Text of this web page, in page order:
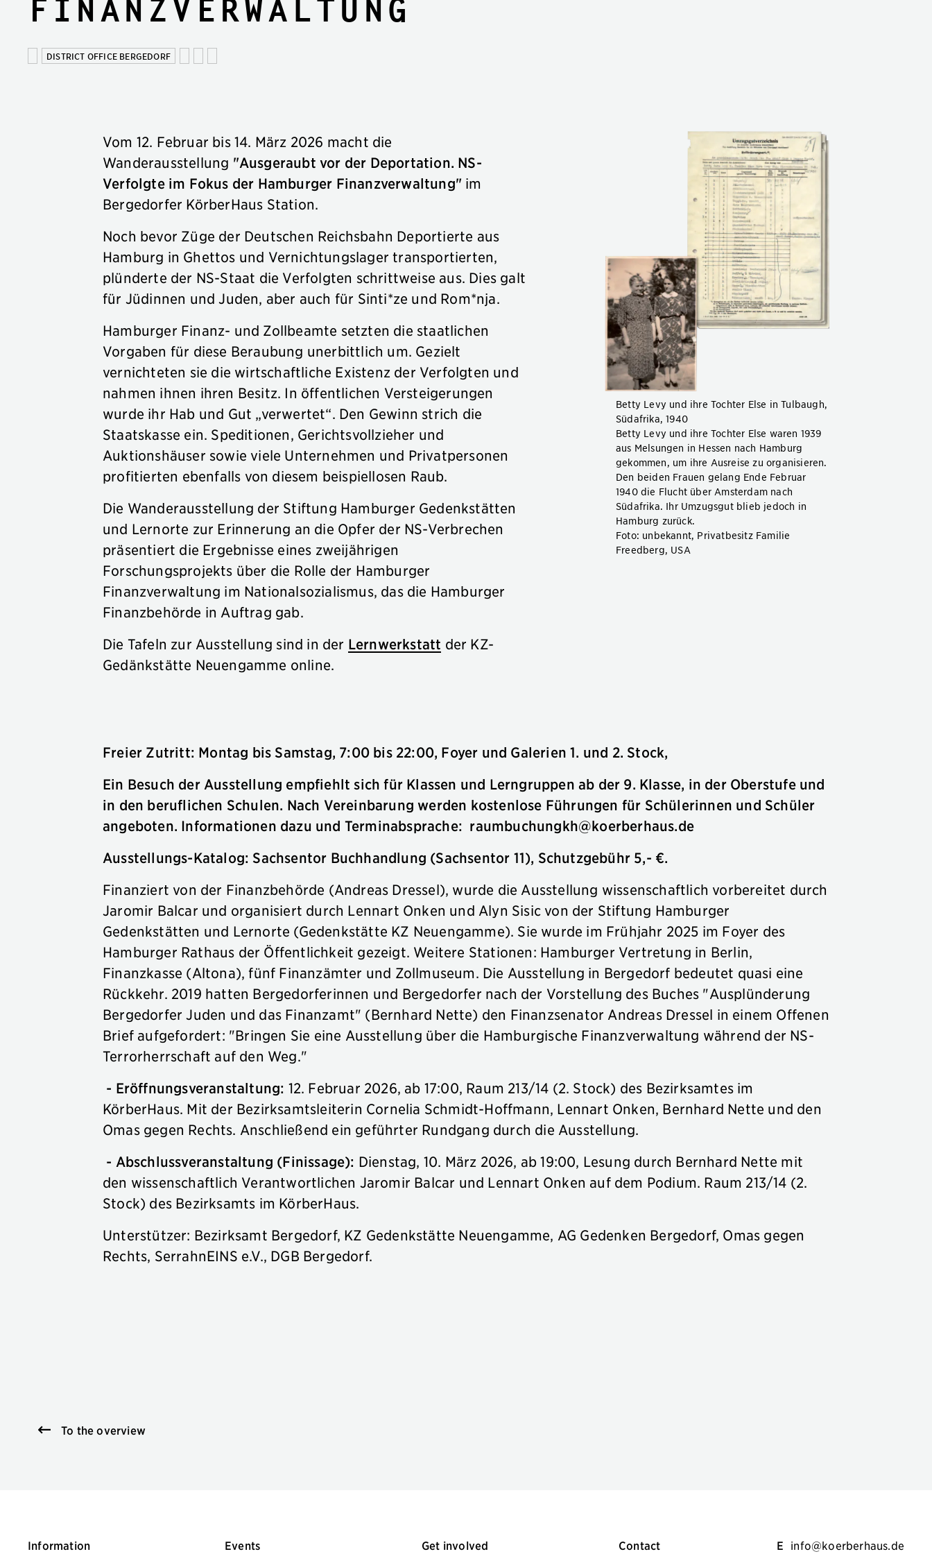
Finanzverwaltung
DISTRICT OFFICE BERGEDORF
Vom 12. Februar bis 14. März 2026 macht die
Wanderausstellung "Ausgeraubt vor der Deportation. NS-
Verfolgte im Fokus der Hamburger Finanzverwaltung" im
Bergedorfer KörberHaus Station.
Noch bevor Züge der Deutschen Reichsbahn Deportierte aus
Hamburg in Ghettos und Vernichtungslager transportierten,
plünderte der NS-Staat die Verfolgten schrittweise aus. Dies galt
für Jüdinnen und Juden, aber auch für Sinti*ze und Rom*nja.
Hamburger Finanz- und Zollbeamte setzten die staatlichen
Vorgaben für diese Beraubung unerbittlich um. Gezielt
vernichteten sie die wirtschaftliche Existenz der Verfolgten und
nahmen ihnen ihren Besitz. In öffentlichen Versteigerungen
wurde ihr Hab und Gut „verwertet“. Den Gewinn strich die
Staatskasse ein. Speditionen, Gerichtsvollzieher und
Auktionshäuser sowie viele Unternehmen und Privatpersonen
profitierten ebenfalls von diesem beispiellosen Raub.
Die Wanderausstellung der Stiftung Hamburger Gedenkstätten
und Lernorte zur Erinnerung an die Opfer der NS-Verbrechen
präsentiert die Ergebnisse eines zweijährigen
Forschungsprojekts über die Rolle der Hamburger
Finanzverwaltung im Nationalsozialismus, das die Hamburger
Finanzbehörde in Auftrag gab.
Die Tafeln zur Ausstellung sind in der Lernwerkstatt der KZ-
Gedänkstätte Neuengamme online.
Betty Levy und ihre Tochter Else in Tulbaugh,
Südafrika, 1940
Betty Levy und ihre Tochter Else waren 1939
aus Melsungen in Hessen nach Hamburg
gekommen, um ihre Ausreise zu organisieren.
Den beiden Frauen gelang Ende Februar
1940 die Flucht über Amsterdam nach
Südafrika. Ihr Umzugsgut blieb jedoch in
Hamburg zurück.
Foto: unbekannt, Privatbesitz Familie
Freedberg, USA
Freier Zutritt: Montag bis Samstag, 7:00 bis 22:00, Foyer und Galerien 1. und 2. Stock,
Ein Besuch der Ausstellung empfiehlt sich für Klassen und Lerngruppen ab der 9. Klasse, in der Oberstufe und
in den beruflichen Schulen. Nach Vereinbarung werden kostenlose Führungen für Schülerinnen und Schüler
angeboten. Informationen dazu und Terminabsprache: raumbuchungkh@koerberhaus.de
Ausstellungs-Katalog: Sachsentor Buchhandlung (Sachsentor 11), Schutzgebühr 5,- €.
Finanziert von der Finanzbehörde (Andreas Dressel), wurde die Ausstellung wissenschaftlich vorbereitet durch
Jaromir Balcar und organisiert durch Lennart Onken und Alyn Sisic von der Stiftung Hamburger
Gedenkstätten und Lernorte (Gedenkstätte KZ Neuengamme). Sie wurde im Frühjahr 2025 im Foyer des
Hamburger Rathaus der Öffentlichkeit gezeigt. Weitere Stationen: Hamburger Vertretung in Berlin,
Finanzkasse (Altona), fünf Finanzämter und Zollmuseum. Die Ausstellung in Bergedorf bedeutet quasi eine
Rückkehr. 2019 hatten Bergedorferinnen und Bergedorfer nach der Vorstellung des Buches "Ausplünderung
Bergedorfer Juden und das Finanzamt" (Bernhard Nette) den Finanzsenator Andreas Dressel in einem Offenen
Brief aufgefordert: "Bringen Sie eine Ausstellung über die Hamburgische Finanzverwaltung während der NS-
Terrorherrschaft auf den Weg."
- Eröffnungsveranstaltung: 12. Februar 2026, ab 17:00, Raum 213/14 (2. Stock) des Bezirksamtes im
KörberHaus. Mit der Bezirksamtsleiterin Cornelia Schmidt-Hoffmann, Lennart Onken, Bernhard Nette und den
Omas gegen Rechts. Anschließend ein geführter Rundgang durch die Ausstellung.
- Abschlussveranstaltung (Finissage): Dienstag, 10. März 2026, ab 19:00, Lesung durch Bernhard Nette mit
den wissenschaftlich Verantwortlichen Jaromir Balcar und Lennart Onken auf dem Podium. Raum 213/14 (2.
Stock) des Bezirksamts im KörberHaus.
Unterstützer: Bezirksamt Bergedorf, KZ Gedenkstätte Neuengamme, AG Gedenken Bergedorf, Omas gegen
Rechts, SerrahnEINS e.V., DGB Bergedorf.
To the overview
Information Events Get involved Contact E info@koerberhaus.de